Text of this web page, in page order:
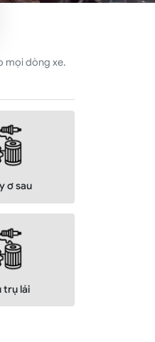
mọi dòng xe.
ơ sau
trụ lái